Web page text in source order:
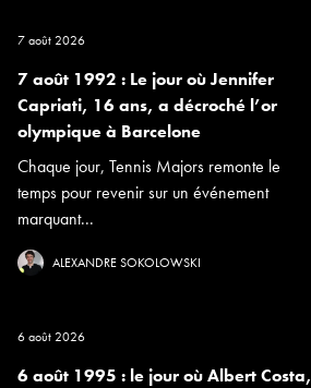
7 août 2026
7 août 1992 : Le jour où Jennifer
Capriati, 16 ans, a décroché l’or
olympique à Barcelone
Chaque jour, Tennis Majors remonte le
temps pour revenir sur un événement
marquant...
ALEXANDRE SOKOLOWSKI
6 août 2026
6 août 1995 : le jour où Albert Costa,